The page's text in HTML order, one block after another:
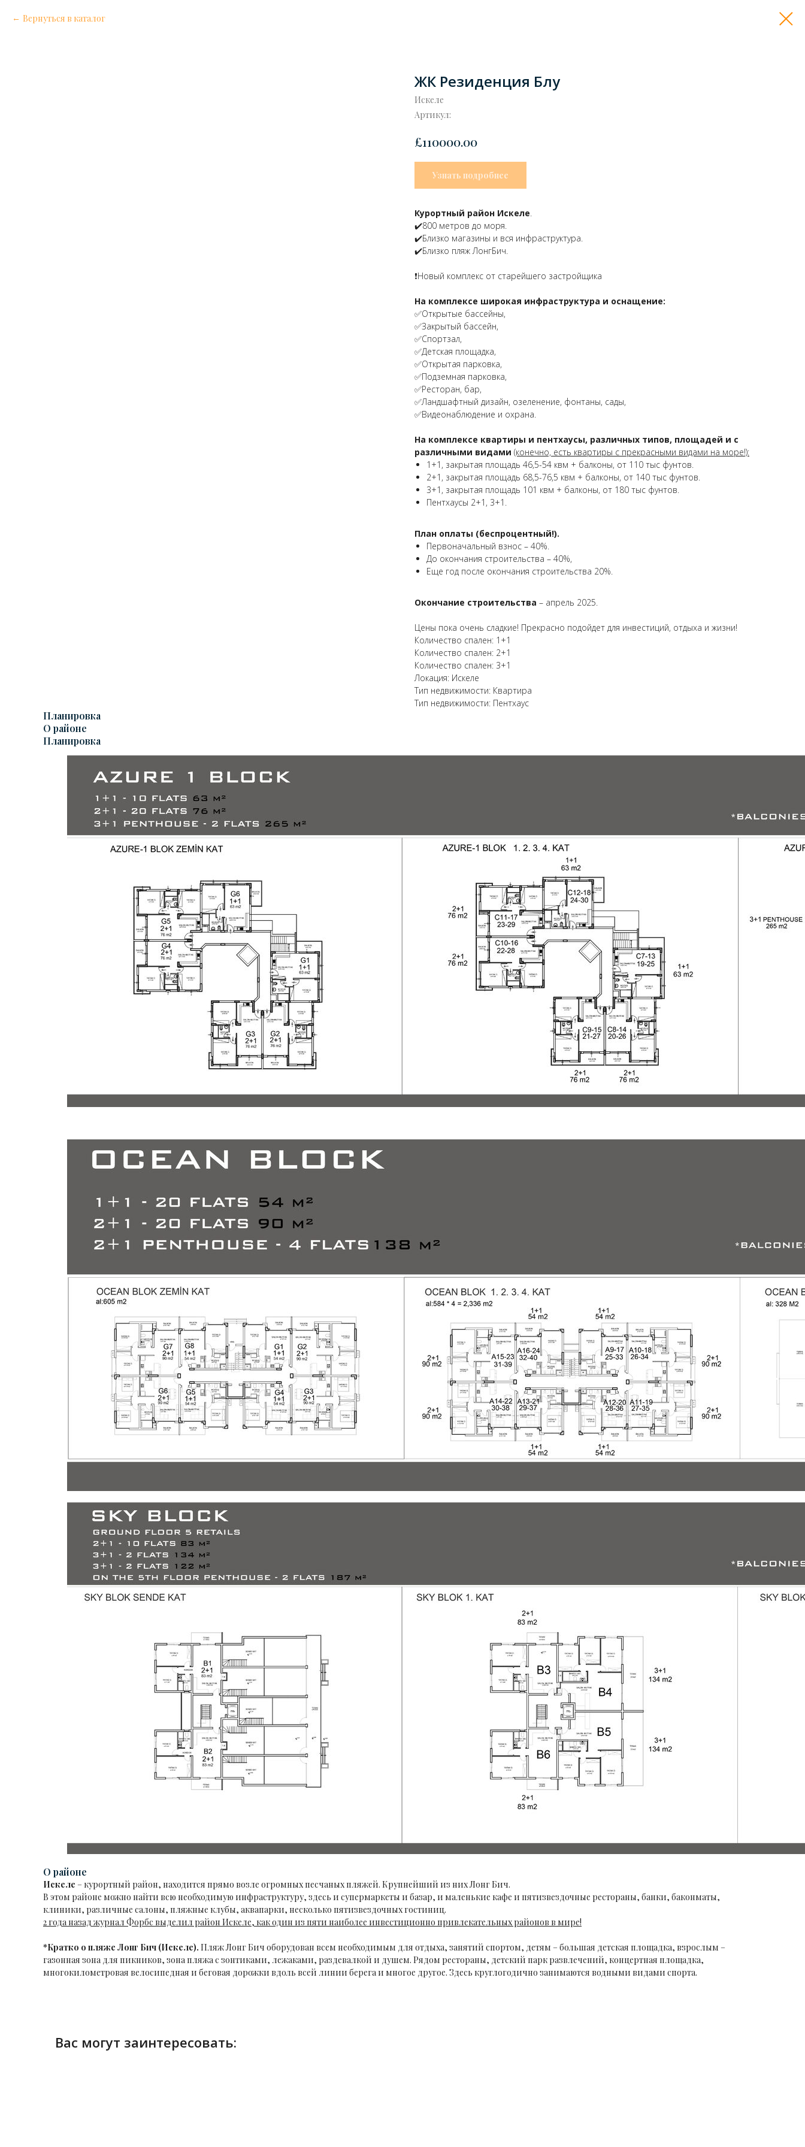
Вернуться в каталог
ЖК Резиденция Блу
Искеле
Артикул:
£110000.00
Узнать подробнее
Курортный район Искеле.
✔️800 метров до моря.
✔️Близко магазины и вся инфраструктура.
✔️Близко пляж ЛонгБич.
❗️Новый комплекс от старейшего застройщика
На комплексе широкая инфраструктура и оснащение:
✅Открытые бассейны,
✅Закрытый бассейн,
✅Спортзал,
✅Детская площадка,
✅Открытая парковка,
✅Подземная парковка,
✅Ресторан, бар,
✅Ландшафтный дизайн, озеленение, фонтаны, сады,
✅Видеонаблюдение и охрана.
На комплексе квартиры и пентхаусы, различных типов, площадей и с
различными видами (конечно, есть квартиры с прекрасными видами на море!):
1+1, закрытая площадь 46,5-54 квм + балконы, от 110 тыс фунтов.
2+1, закрытая площадь 68,5-76,5 квм + балконы, от 140 тыс фунтов.
3+1, закрытая площадь 101 квм + балконы, от 180 тыс фунтов.
Пентхаусы 2+1, 3+1.
План оплаты (беспроцентный!).
Первоначальный взнос – 40%.
До окончания строительства – 40%,
Еще год после окончания строительства 20%.
Окончание строительства – апрель 2025.
Цены пока очень сладкие! Прекрасно подойдет для инвестиций, отдыха и жизни!
Количество спален: 1+1
Количество спален: 2+1
Количество спален: 3+1
Локация: Искеле
Тип недвижимости: Квартира
Тип недвижимости: Пентхаус
Планировка
О районе
Планировка
О районе
Искеле – курортный район, находится прямо возле огромных песчаных пляжей. Крупнейший из них Лонг Бич.
В этом районе можно найти всю необходимую инфраструктуру, здесь и супермаркеты и базар, и маленькие кафе и пятизвездочные рестораны, банки, баконматы,
клиники, различные салоны, пляжные клубы, аквапарки, несколько пятизвездочных гостиниц.
2 года назад журнал Форбс выделил район Искеле, как один из пяти наиболее инвестиционно привлекательных районов в мире!
*Кратко о пляже Лонг Бич (Искеле). Пляж Лонг Бич оборудован всем необходимым для отдыха, занятий спортом, детям – большая детская площадка, взрослым –
газонная зона для пикников, зона пляжа с зонтиками, лежаками, раздевалкой и душем. Рядом рестораны, детский парк развлечений, концертная площадка,
многокилометровая велосипедная и беговая дорожки вдоль всей линии берега и многое другое. Здесь круглогодично занимаются водными видами спорта.
Вас могут заинтересовать: